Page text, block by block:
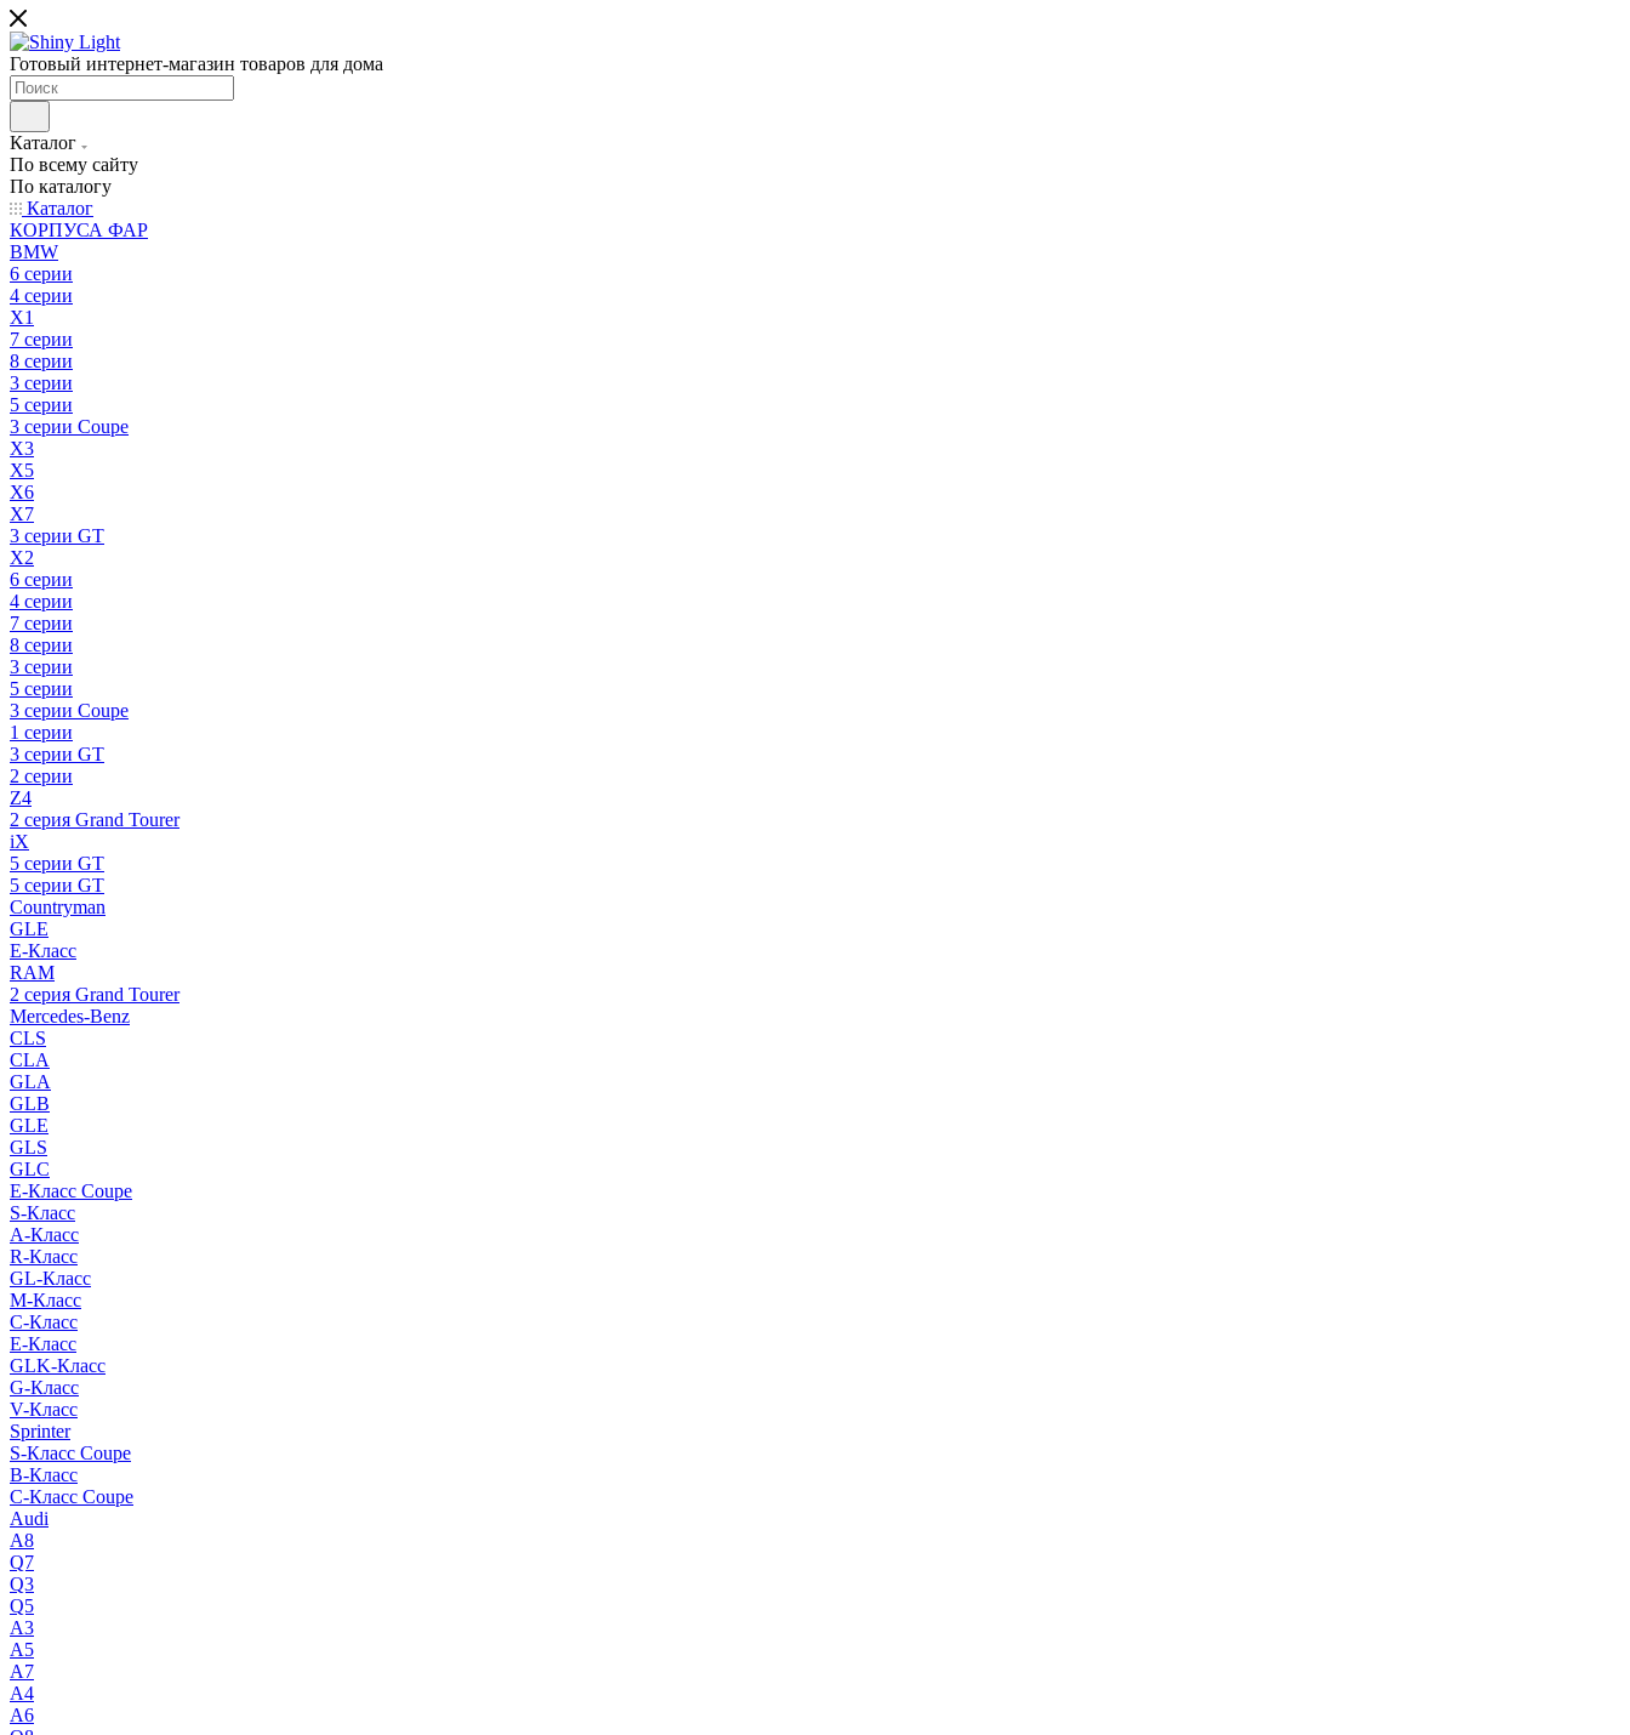
Готовый интернет-магазин товаров для дома
Каталог
По всему сайту
По каталогу
Каталог
КОРПУСА ФАР
BMW
6 серии
4 серии
X1
7 серии
8 серии
3 серии
5 серии
3 серии Coupe
X3
X5
X6
X7
3 серии GT
X2
6 серии
4 серии
7 серии
8 серии
3 серии
5 серии
3 серии Coupe
1 серии
3 серии GT
2 серии
Z4
2 серия Grand Tourer
iX
5 серии GT
5 серии GT
Countryman
GLE
E-Класс
RAM
2 серия Grand Tourer
Mercedes-Benz
CLS
CLA
GLA
GLB
GLE
GLS
GLC
E-Класс Coupe
S-Класс
A-Класс
R-Класс
GL-Класс
M-Класс
C-Класс
E-Класс
GLK-Класс
G-Класс
V-Класс
Sprinter
S-Класс Сoupe
B-Класс
C-Класс Coupe
Audi
A8
Q7
Q3
Q5
A3
A5
A7
A4
A6